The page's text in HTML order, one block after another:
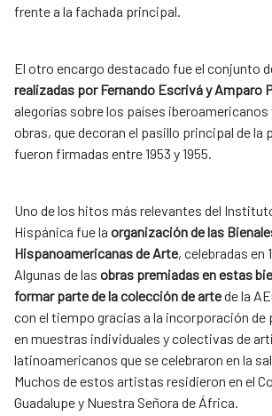
frente a la fachada principal.
El otro encargo destacado fue el conjunto
realizadas por Fernando Escrivá y Amparo
alegorías sobre los países
obras, que decoran el pasillo principal de la
fueron firmadas entre 1953 y 1955.
Uno de los hitos más relevantes del
Hispánica fue la organización de las
Hispanoamericanas de Arte, celebradas en
Algunas de las obras premiadas en estas
formar parte de la colección de artede la
con el tiempo gracias a la incorporación de
en muestras individuales y colectivas de
latinoamericanos que se celebraron en la
Muchos de estos artistas residieron en el
Guadalupe y Nuestra Señora de África.